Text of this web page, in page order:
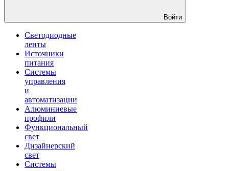
Войти
Светодиодные
ленты
Источники
питания
Системы
управления
и
автоматизации
Алюминиевые
профили
Функциональный
свет
Дизайнерский
свет
Системы